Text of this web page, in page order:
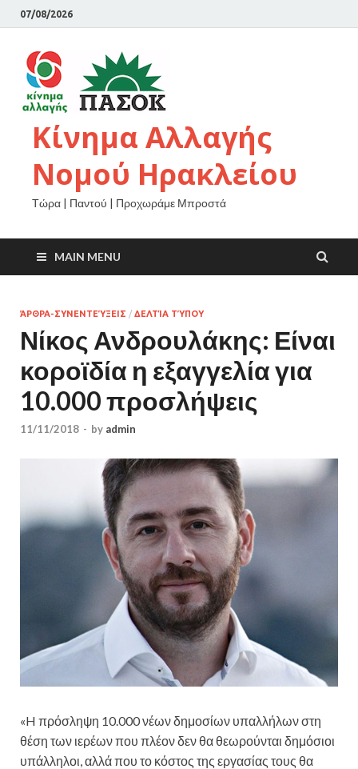
07/08/2026
Κίνημα Αλλαγής
Νομού Ηρακλείου
Τώρα | Παντού | Προχωράμε Μπροστά
MAIN MENU
ΆΡΘΡΑ-ΣΥΝΕΝΤΕΎΞΕΙΣ / ΔΕΛΤΊΑ ΤΎΠΟΥ
Νίκος Ανδρουλάκης: Είναι
κοροϊδία η εξαγγελία για
10.000 προσλήψεις
11/11/2018 - by admin
«H πρόσληψη 10.000 νέων δημοσίων υπαλλήλων στη
θέση των ιερέων που πλέον δεν θα θεωρούνται δημόσιοι
υπάλληλοι, αλλά που το κόστος της εργασίας τους θα